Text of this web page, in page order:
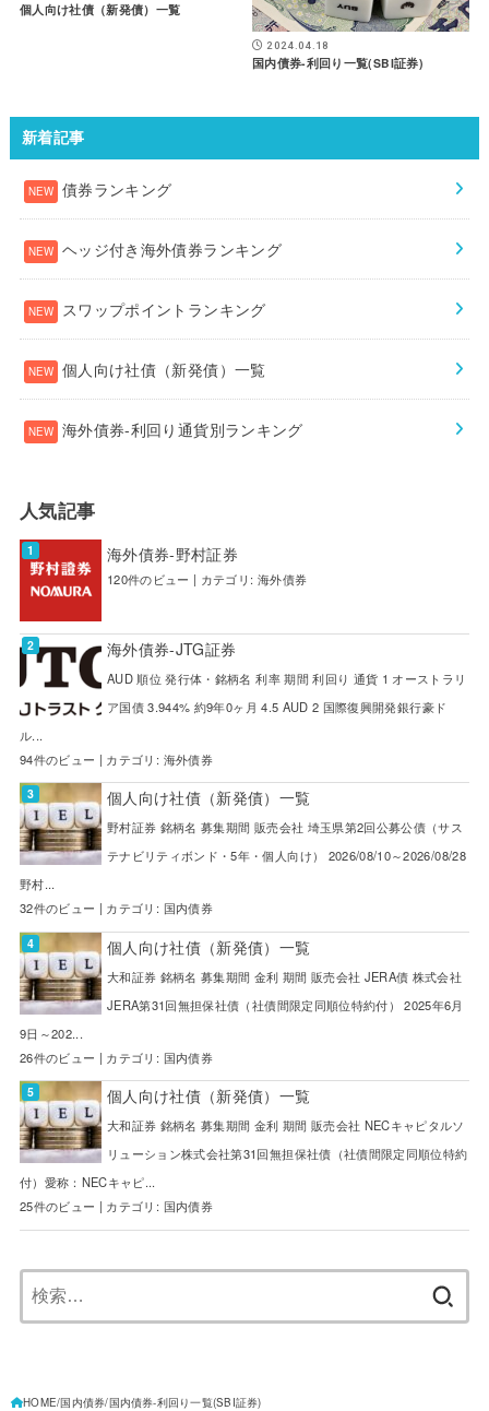
個人向け社債（新発債）一覧
2024.04.18
国内債券-利回り一覧(SBI証券)
新着記事
債券ランキング
ヘッジ付き海外債券ランキング
スワップポイントランキング
個人向け社債（新発債）一覧
海外債券-利回り通貨別ランキング
人気記事
海外債券-野村証券
120件のビュー | カテゴリ: 海外債券
海外債券-JTG証券
AUD 順位 発行体・銘柄名 利率 期間 利回り 通貨 1 オーストラリ
ア国債 3.944% 約9年0ヶ月 4.5 AUD 2 国際復興開発銀行豪ド
ル...
94件のビュー | カテゴリ: 海外債券
個人向け社債（新発債）一覧
野村証券 銘柄名 募集期間 販売会社 埼玉県第2回公募公債（サス
テナビリティボンド・5年・個人向け） 2026/08/10～2026/08/28
野村...
32件のビュー | カテゴリ: 国内債券
個人向け社債（新発債）一覧
大和証券 銘柄名 募集期間 金利 期間 販売会社 JERA債 株式会社
JERA第31回無担保社債（社債間限定同順位特約付） 2025年6月
9日～202...
26件のビュー | カテゴリ: 国内債券
個人向け社債（新発債）一覧
大和証券 銘柄名 募集期間 金利 期間 販売会社 NECキャピタルソ
リューション株式会社第31回無担保社債（社債間限定同順位特約
付）愛称：NECキャピ...
25件のビュー | カテゴリ: 国内債券
HOME 国内債券 国内債券-利回り一覧(SBI証券)